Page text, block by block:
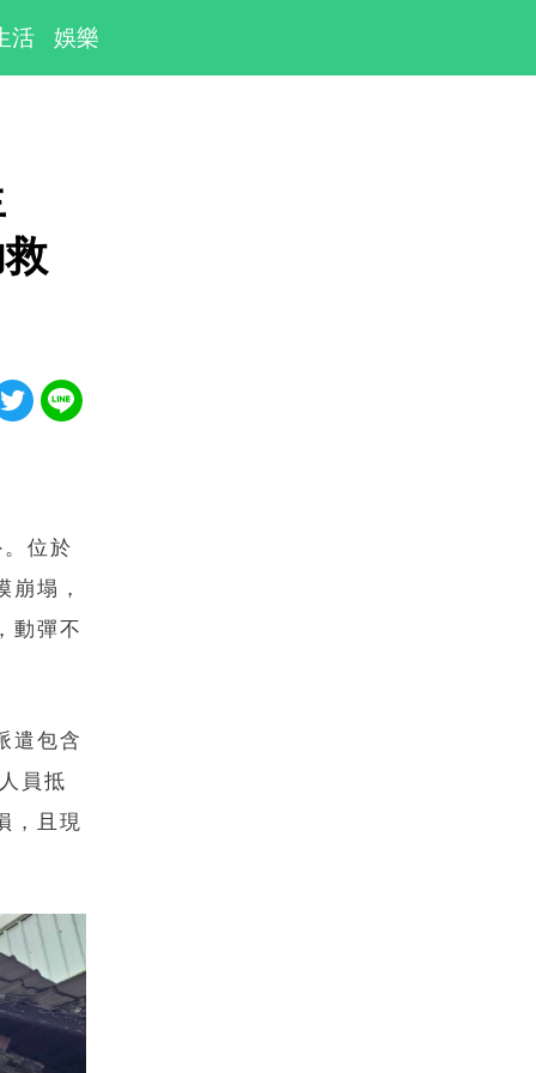
活 娛樂
位於
塌，
動彈不
遣包含
員抵
，且現